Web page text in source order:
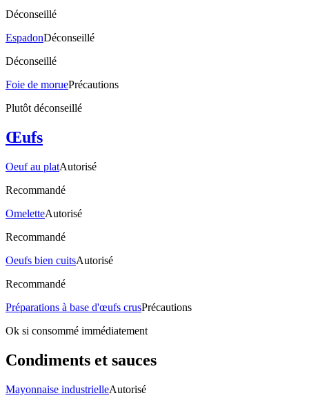
Déconseillé
EspadonDéconseillé
Déconseillé
Foie de moruePrécautions
Plutôt déconseillé
Œufs
Oeuf au platAutorisé
Recommandé
OmeletteAutorisé
Recommandé
Oeufs bien cuitsAutorisé
Recommandé
Préparations à base d'œufs crusPrécautions
Ok si consommé immédiatement
Condiments et sauces
Mayonnaise industrielleAutorisé